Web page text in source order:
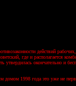
действий
где и располагается
окончательно и
1998 года это уже не